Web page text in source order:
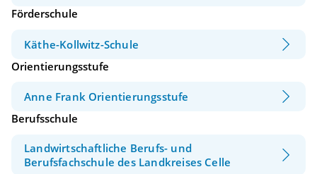
Förderschule
Käthe-Kollwitz-Schule
Orientierungsstufe
Anne Frank Orientierungsstufe
Berufsschule
Landwirtschaftliche Berufs- und
Berufsfachschule des Landkreises Celle